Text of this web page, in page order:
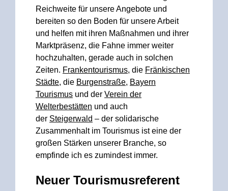
Reichweite für unsere Angebote und
bereiten so den Boden für unsere Arbeit
und helfen mit ihren Maßnahmen und ihrer
Marktpräsenz, die Fahne immer weiter
hochzuhalten, gerade auch in solchen
Zeiten. Frankentourismus, die Fränkischen
Städte, die Burgenstraße, Bayern
Tourismus und der Verein der
Welterbestätten und auch
der Steigerwald – der solidarische
Zusammenhalt im Tourismus ist eine der
großen Stärken unserer Branche, so
empfinde ich es zumindest immer.
Neuer Tourismusreferent